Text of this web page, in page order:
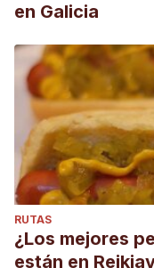
en Galicia
RUTAS
¿Los mejores
están en